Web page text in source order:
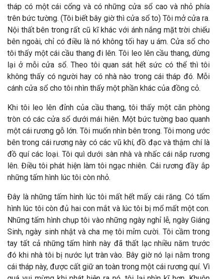
tháp có một cái cổng và có những cửa sổ cao và nhỏ phía
trên bức tường. (Tôi biết bây giờ thì cửa sổ to) Tôi mở cửa ra.
Nội thất bên trong rất cũ kĩ khác với ánh nắng mặt trời chiếu
bên ngoài, chỉ có điều là nó không tối hay u ám. Cửa sổ cho
tôi thấy một cái cầu thang đi lên. Tôi leo lên cầu thang, dừng
lại ở mỗi cửa sổ. Theo tôi quan sát hết sức có thể thì tôi
không thấy có người hay có nhà nào trong cái tháp đó. Mỗi
cánh cửa sổ cho tôi nhìn thấy một phần khác của đồng cỏ.
Khi tôi leo lên đỉnh của cầu thang, tôi thấy một căn phòng
tròn có các cửa sổ dưới mái hiên. Một bức tường bao quanh
một cái rương gỗ lớn. Tôi muốn nhìn bên trong. Tôi mong ước
bên trong cái rương này có các vũ khí, đồ đạc và thậm chí là
đồ quí các loại. Tôi quì dưới sàn nhà và nhấc cái nắp rương
lên. Điều tôi phát hiện làm tôi ngạc nhiên. Cái rương đầy ắp
những tấm hình lúc tôi còn nhỏ.
Đây là những tấm hình lúc tôi mất hết mấy cái răng. Có tấm
hình lúc tôi còn đủ hai con mắt và lúc tôi bị mổ mất một con.
Những tấm hình chụp tôi vào những ngày nghỉ lễ, ngày Giáng
Sinh, ngày sinh nhật và cha mẹ tôi mỉm cười. Tôi cầm trong
tay tất cả những tấm hình này đã thất lạc nhiều năm trước
đó khi nhà tôi bị nước lụt tràn vào. Bây giờ nó lại nằm trong
cái tháp này, được cất giữ an toàn trong một cái rương quí. Vì